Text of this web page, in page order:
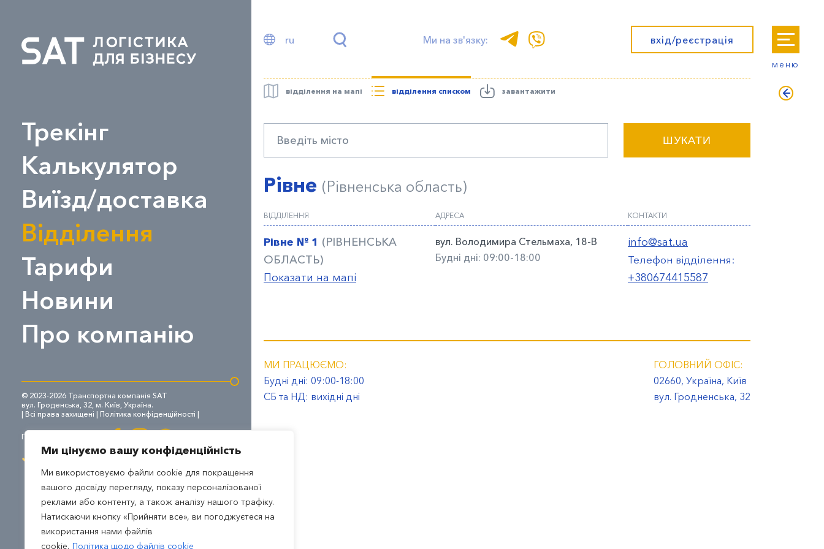
Ми цінуємо вашу конфіденційність
Ми використовуємо файли cookie для покращення
вашого досвіду перегляду, показу персоналізованої
реклами або контенту, а також аналізу нашого трафіку.
Натискаючи кнопку «Прийняти все», ви погоджуєтеся на
використання нами файлів
cookie. Політика щодо файлів cookie
Трекінг
Калькулятор
Виїзд/доставка
Відділення
Тарифи
Новини
Про компанію
© 2023-2026 Транспортна компанія SAT
вул. Гроденська, 32, м. Київ, Україна.
| Всі права захищені | Політика конфіденційності |
Приєднуйтесь до нас:
ru Ми на зв'язку: вхід/реєстрація
меню
відділення на мапі відділення списком завантажити
ШУКАТИ
Рівне (Рівненська область)
ВІДДІЛЕННЯ АДРЕСА КОНТАКТИ
Рівне № 1 (РІВНЕНСЬКА
ОБЛАСТЬ)
Показати на мапі
вул. Володимира Стельмаха, 18-В
Будні дні: 09:00-18:00
info@sat.ua
Телефон відділення:
+380674415587
МИ ПРАЦЮЄМО:
Будні дні: 09:00-18:00
СБ та НД: вихідні дні
ГОЛОВНИЙ ОФІС:
02660, Україна, Київ
вул. Гродненська, 32